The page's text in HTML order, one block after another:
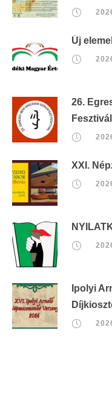
Új
26.
Fesztivál
XXI.
Ipolyi